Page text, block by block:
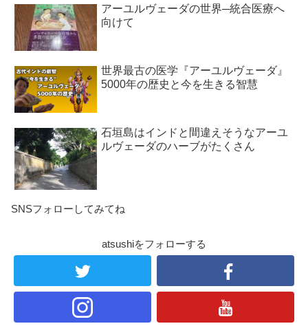
アーユルヴェーダの世界─統合医療へ
向けて
世界最古の医学『アーユルヴェーダ』
5000年の歴史と今を生きる智慧
石垣島はインドと間違えそうなアーユ
ルヴェーダのハーブがたくさん
SNSフォローしてみてね
atsushiをフォローする